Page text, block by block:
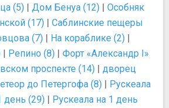
(5) | Дом Бенуа (12) | Особняк
(17) | Саблинские пещеры
(7) | На кораблике (2) |
| Репино (8) | Форт «Александр I»
проспекте (14) | дворец
до Петергофа (8) | Рускеала
день (29) | Рускеала на 1 день